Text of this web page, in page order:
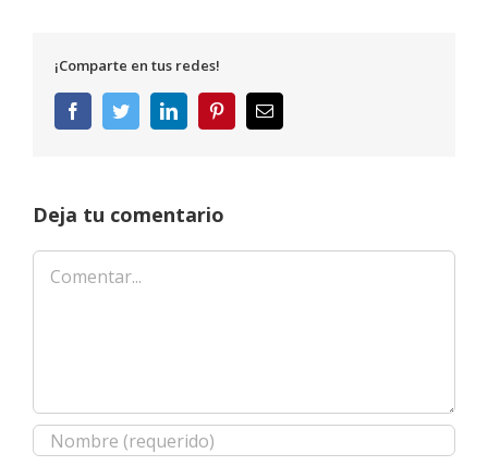
¡Comparte en tus redes!
FacebookTwitterLinkedInPinterestCorreo
electrónico
Deja tu comentario
Comentar